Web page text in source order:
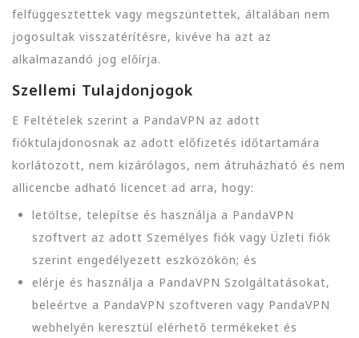
felfüggesztettek vagy megszüntettek, általában nem
jogosultak visszatérítésre, kivéve ha azt az
alkalmazandó jog előírja.
Szellemi Tulajdonjogok
E Feltételek szerint a PandaVPN az adott
fióktulajdonosnak az adott előfizetés időtartamára
korlátozott, nem kizárólagos, nem átruházható és nem
allicencbe adható licencet ad arra, hogy:
letöltse, telepítse és használja a PandaVPN
szoftvert az adott Személyes fiók vagy Üzleti fiók
szerint engedélyezett eszközökön; és
elérje és használja a PandaVPN Szolgáltatásokat,
beleértve a PandaVPN szoftveren vagy PandaVPN
webhelyén keresztül elérhető termékeket és